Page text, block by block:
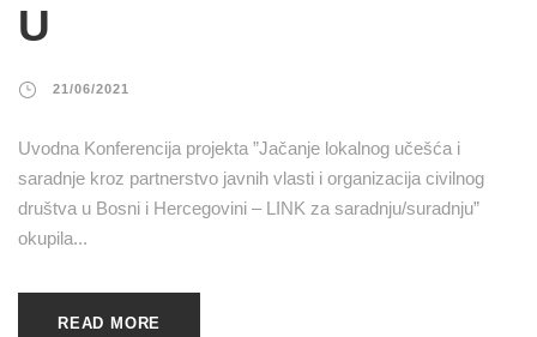
U
21/06/2021
Uvodna Konferencija projekta ”Jačanje lokalnog učešća i
saradnje kroz partnerstvo javnih vlasti i organizacija civilnog
društva u Bosni i Hercegovini – LINK za saradnju/suradnju”
okupila...
READ MORE